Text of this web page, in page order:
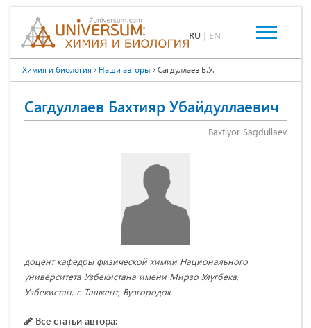
RU | EN
Химия и биология Наши авторы Сагдуллаев Б.У.
Сагдуллаев Бахтияр Убайдуллаевич
Baxtiyor Sagdullaev
доцент кафедры физической химии Национального
университета Узбекистана имени Мирзо Улугбека,
Узбекистан, г. Ташкент, Вузгородок
Все статьи автора: